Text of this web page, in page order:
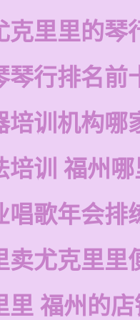
克里里的琴
琴行排名前
培训机构哪
培训 福州
唱歌年会排
卖尤克里里
里 福州的